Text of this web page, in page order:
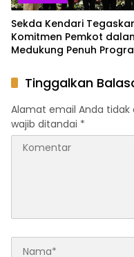
Sekda Kendari
Komitmen Pemkot
Medukung Penuh
Tinggalkan
Alamat email Anda tidak
wajib ditandai *